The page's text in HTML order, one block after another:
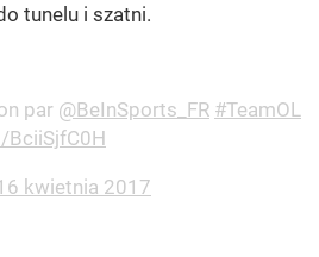
tunelu i szatni.
par @BeInSports_FR #TeamOL
kwietnia 2017